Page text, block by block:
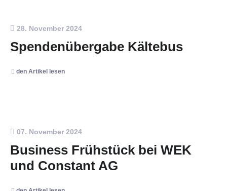
28. November 2024
Spendenübergabe Kältebus
den Artikel lesen
07. November 2024
Business Frühstück bei WEK
und Constant AG